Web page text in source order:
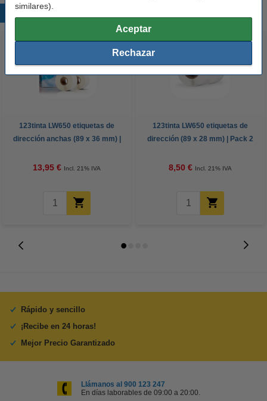
similares).
Aceptar
Rechazar
123tinta LW650 etiquetas de
dirección anchas (89 x 36 mm) |
13,95 € Incl. 21% IVA
123tinta LW650 etiquetas de
dirección (89 x 28 mm) | Pack 2
8,50 € Incl. 21% IVA
Rápido y sencillo
¡Recibe en 24 horas!
Mejor Precio Garantizado
Llámanos al 900 123 247
En días laborables de 09:00 a 20:00.